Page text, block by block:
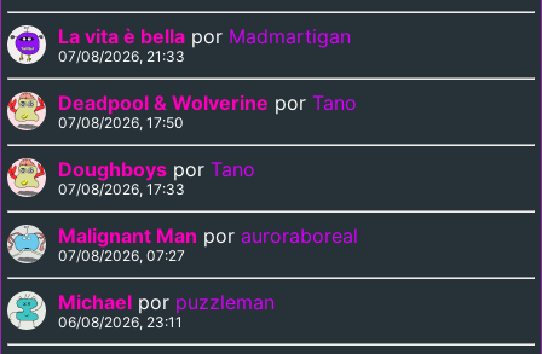
La vita è bella por Madmartigan
07/08/2026, 21:33
Deadpool & Wolverine por Tano
07/08/2026, 17:50
Doughboys por Tano
07/08/2026, 17:33
Malignant Man por auroraboreal
07/08/2026, 07:27
Michael por puzzleman
06/08/2026, 23:11